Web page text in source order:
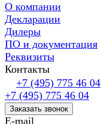
О компании
Декларации
Дилеры
ПО и документация
Реквизиты
Контакты
+7 (495) 775 46 04
+7 (495) 775 46 04
Заказать звонок
E-mail